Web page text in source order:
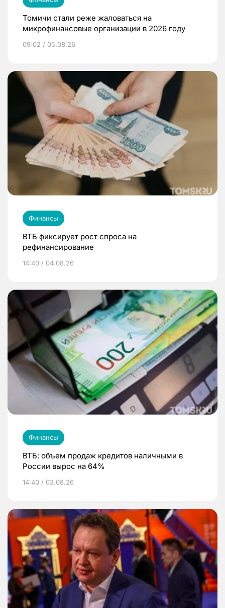
Томичи стали реже жаловаться на
микрофинансовые организации в 2026 году
09:02 / 05.08.26
Финансы
ВТБ фиксирует рост спроса на
рефинансирование
14:40 / 04.08.26
Финансы
ВТБ: объем продаж кредитов наличными в
России вырос на 64%
14:40 / 03.08.26